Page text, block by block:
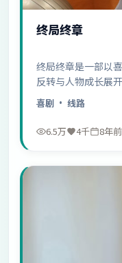
终局终章
终局终章是一部以
反转与人物成长展
喜剧 · 线路
6.5万 4千 8年前